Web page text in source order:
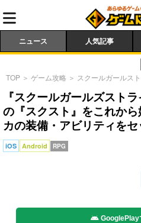
ニュース 人気記事
TOP ＞ ゲーム攻略 ＞ スクールガールス
『スクールガールズスト
の『スクスト』をこれか
カの装備・アビリティをセ
iOS Android RPG
GooglePlay